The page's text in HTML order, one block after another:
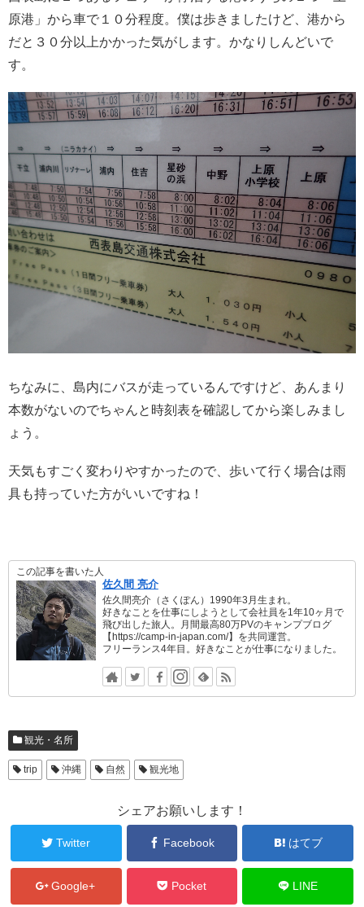
原港」から車で１０分程度。僕は歩きましたけど、港から
だと３０分以上かかった気がします。かなりしんどいで
す。
ちなみに、島内にバスが走っているんですけど、あんまり
本数がないのでちゃんと時刻表を確認してから楽しみまし
ょう。
天気もすごく変わりやすかったので、歩いて行く場合は雨
具も持っていた方がいいですね！
この記事を書いた人
佐久間 亮介
佐久間亮介（さくぽん）1990年3月生まれ。
好きなことを仕事にしようとして会社員を1年10ヶ月で
飛び出した旅人。月間最高80万PVのキャンプブログ
【https://camp-in-japan.com/】を共同運営。
フリーランス4年目。好きなことが仕事になりました。
観光・名所
trip 沖縄 自然 観光地
シェアお願いします！
Twitter Facebook はてブ
Google+ Pocket LINE